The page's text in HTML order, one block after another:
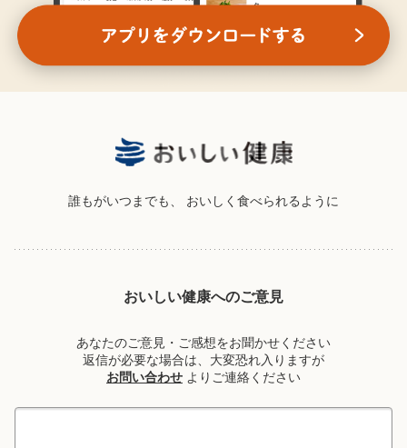
誰もがいつまでも、 おいしく食べられるように
おいしい健康へのご意見
あなたのご意見・ご感想をお聞かせください
返信が必要な場合は、大変恐れ入りますが
お問い合わせ よりご連絡ください